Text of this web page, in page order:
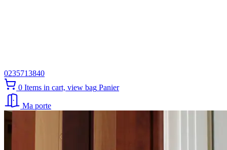
0235713840
0 Items in cart, view bag Panier
Ma porte